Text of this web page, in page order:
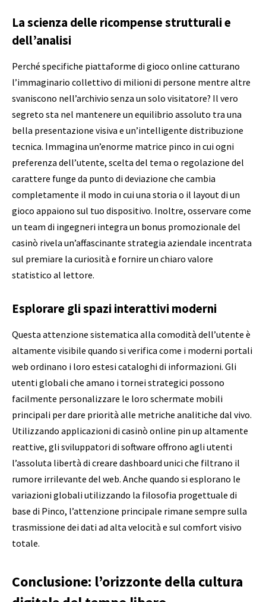
La scienza delle ricompense strutturali e
dell’analisi
Perché specifiche piattaforme di gioco online catturano
l’immaginario collettivo di milioni di persone mentre altre
svaniscono nell’archivio senza un solo visitatore? Il vero
segreto sta nel mantenere un equilibrio assoluto tra una
bella presentazione visiva e un’intelligente distribuzione
tecnica. Immagina un’enorme matrice pinco in cui ogni
preferenza dell’utente, scelta del tema o regolazione del
carattere funge da punto di deviazione che cambia
completamente il modo in cui una storia o il layout di un
gioco appaiono sul tuo dispositivo. Inoltre, osservare come
un team di ingegneri integra un bonus promozionale del
casinò rivela un’affascinante strategia aziendale incentrata
sul premiare la curiosità e fornire un chiaro valore
statistico al lettore.
Esplorare gli spazi interattivi moderni
Questa attenzione sistematica alla comodità dell’utente è
altamente visibile quando si verifica come i moderni portali
web ordinano i loro estesi cataloghi di informazioni. Gli
utenti globali che amano i tornei strategici possono
facilmente personalizzare le loro schermate mobili
principali per dare priorità alle metriche analitiche dal vivo.
Utilizzando applicazioni di casinò online pin up altamente
reattive, gli sviluppatori di software offrono agli utenti
l’assoluta libertà di creare dashboard unici che filtrano il
rumore irrilevante del web. Anche quando si esplorano le
variazioni globali utilizzando la filosofia progettuale di
base di Pinco, l’attenzione principale rimane sempre sulla
trasmissione dei dati ad alta velocità e sul comfort visivo
totale.
Conclusione: l’orizzonte della cultura